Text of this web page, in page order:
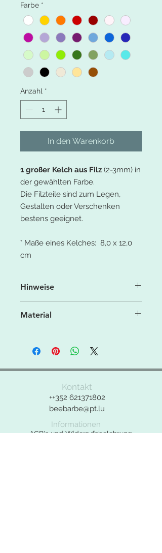
Farbe *
Anzahl *
In den Warenkorb
1 großer Kelch aus Filz (2-3mm) in
der gewählten Farbe.
Die Filzteile sind zum Legen,
Gestalten oder Verschenken
bestens geeignet.
° Maße eines Kelches: 8,0 x 12,0
cm
Hinweise
Bildschirmeinstellung können die
abweichen.
Kontaktformular benutzen.
Material
° feste Filzqualität
Kontakt
++352 621371802
beebarbe@pt.lu
Informationen
AGB's und Widerrufsbelehrung